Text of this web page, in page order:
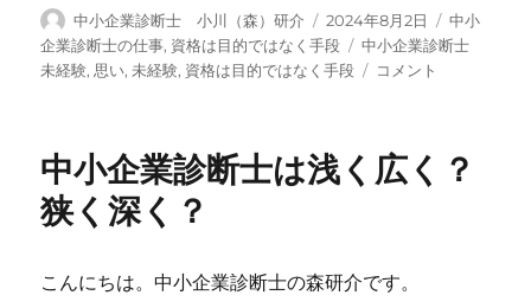
投
稿
者
中小企業診断士 小川（森）研介
投
稿
日:
2024年8月2日
カ
テ
中小
企業診断士の仕事, 資格は目的ではなく手段
タ
グ
中小企業診断士
未経験,思い,未経験, 資格は目的ではなく手段
思
ニ
コメント
中小企業診断士は浅く広く？
狭く深く？
こんにちは。中小企業診断士の森研介です。